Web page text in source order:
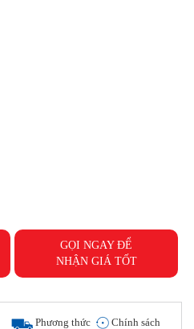
GỌI NGAY ĐỂ
NHẬN GIÁ TỐT
Phương thức Chính sách